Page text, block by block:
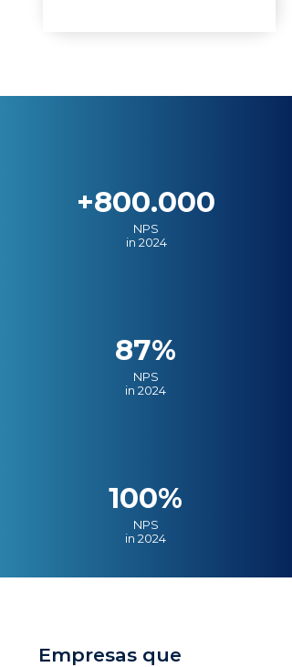
+800.000
NPS
in 2024
87%
NPS
in 2024
100%
NPS
in 2024
Empresas que